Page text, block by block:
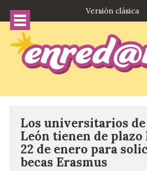
Versión clásica
Los universitarios
León tienen de plazo
22 de enero para
becas Erasmus